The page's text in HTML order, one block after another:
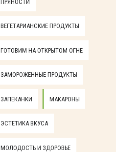
ПРЯНОСТИ
ВЕГЕТАРИАНСКИЕ ПРОДУКТЫ
ГОТОВИМ НА ОТКРЫТОМ ОГНЕ
ЗАМОРОЖЕННЫЕ ПРОДУКТЫ
ЗАПЕКАНКИ МАКАРОНЫ
ЭСТЕТИКА ВКУСА
МОЛОДОСТЬ И ЗДОРОВЬЕ